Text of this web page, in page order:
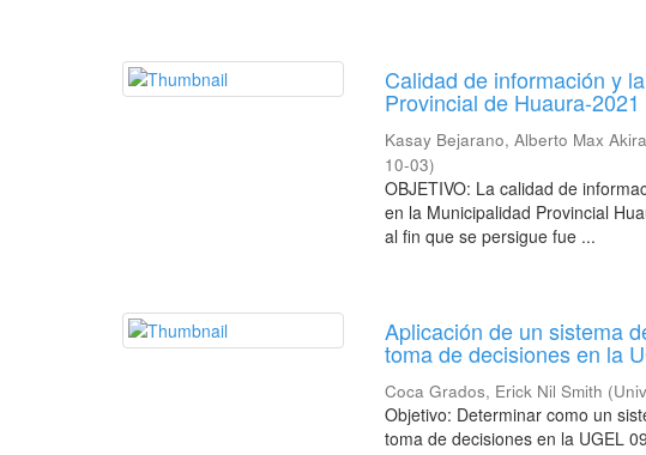
Calidad de información y
Provincial de Huaura-2021
Kasay Bejarano, Alberto Max Akira
10-03)
OBJETIVO: La calidad de
en la Municipalidad Provincial
al fin que se persigue fue ...
Aplicación de un sistema
toma de decisiones en la
Coca Grados, Erick Nil Smith (
Objetivo: Determinar como un
toma de decisiones en la UGEL